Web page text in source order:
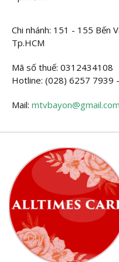
Chi nhánh: 151 - 155 Bến
Tp.HCM
Mã số thuế: 0312434108
Hotline: (028) 6257 7939
Mail: mtvbayon@gmail.com